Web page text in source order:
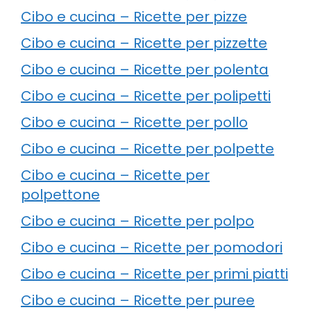
Cibo e cucina – Ricette per pizze
Cibo e cucina – Ricette per pizzette
Cibo e cucina – Ricette per polenta
Cibo e cucina – Ricette per polipetti
Cibo e cucina – Ricette per pollo
Cibo e cucina – Ricette per polpette
Cibo e cucina – Ricette per
polpettone
Cibo e cucina – Ricette per polpo
Cibo e cucina – Ricette per pomodori
Cibo e cucina – Ricette per primi piatti
Cibo e cucina – Ricette per puree